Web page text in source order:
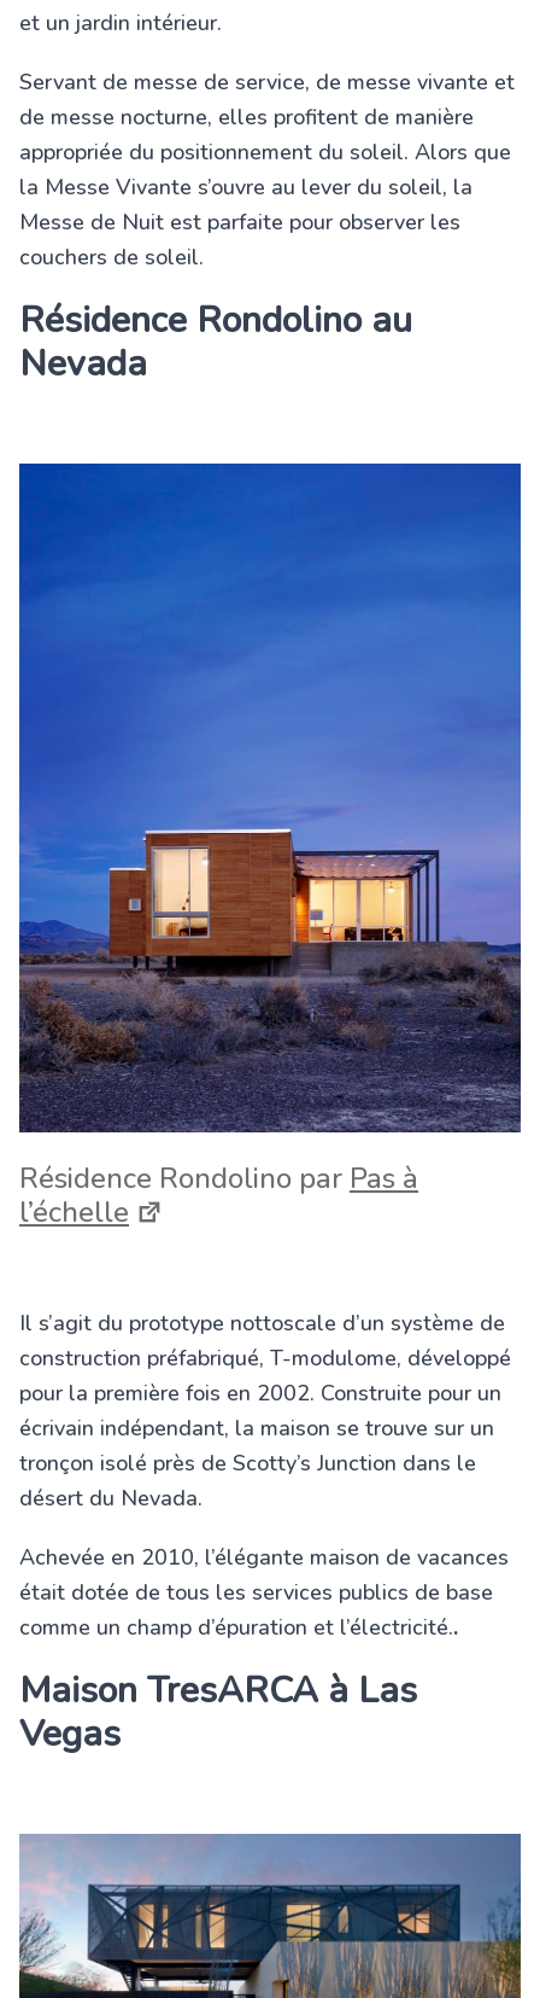
et un jardin intérieur.
Servant de messe de service, de messe vivante et
de messe nocturne, elles profitent de manière
appropriée du positionnement du soleil. Alors que
la Messe Vivante s’ouvre au lever du soleil, la
Messe de Nuit est parfaite pour observer les
couchers de soleil.
Résidence Rondolino au
Nevada
Résidence Rondolino par Pas à
l’échelle
Il s’agit du prototype nottoscale d’un système de
construction préfabriqué, T-modulome, développé
pour la première fois en 2002. Construite pour un
écrivain indépendant, la maison se trouve sur un
tronçon isolé près de Scotty’s Junction dans le
désert du Nevada.
Achevée en 2010, l’élégante maison de vacances
était dotée de tous les services publics de base
comme un champ d’épuration et l’électricité..
Maison TresARCA à Las
Vegas